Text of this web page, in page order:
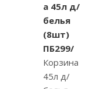
а 45л д/
белья
(8шт)
ПБ299/
Корзина
45л д/